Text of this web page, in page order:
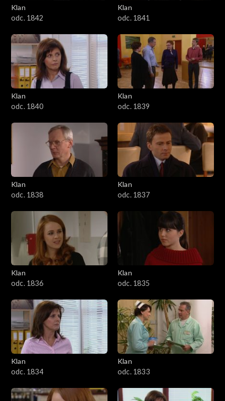
Klan
odc. 1842
Klan
odc. 1841
Klan
odc. 1840
Klan
odc. 1839
Klan
odc. 1838
Klan
odc. 1837
Klan
odc. 1836
Klan
odc. 1835
Klan
odc. 1834
Klan
odc. 1833